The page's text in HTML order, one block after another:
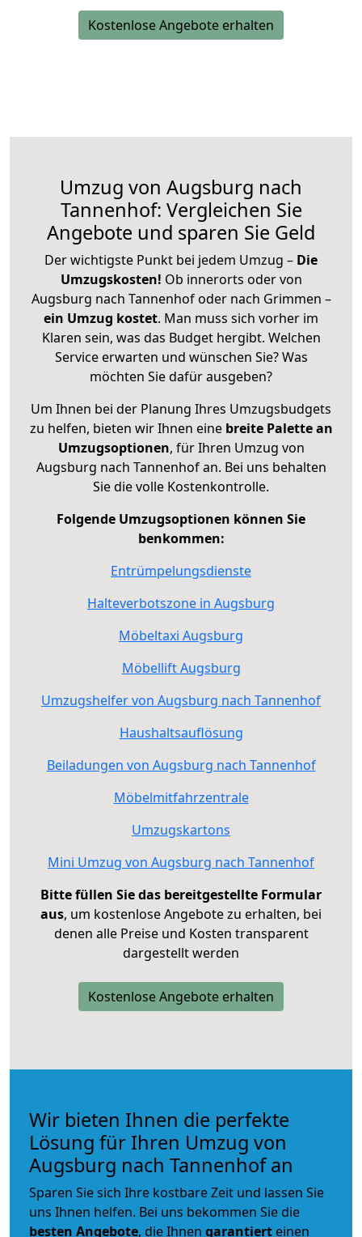
Kostenlose Angebote erhalten
Umzug von Augsburg nach
Tannenhof: Vergleichen Sie
Angebote und sparen Sie Geld
Der wichtigste Punkt bei jedem Umzug – Die
Umzugskosten! Ob innerorts oder von
Augsburg nach Tannenhof oder nach Grimmen –
ein Umzug kostet. Man muss sich vorher im
Klaren sein, was das Budget hergibt. Welchen
Service erwarten und wünschen Sie? Was
möchten Sie dafür ausgeben?
Um Ihnen bei der Planung Ihres Umzugsbudgets
zu helfen, bieten wir Ihnen eine breite Palette an
Umzugsoptionen, für Ihren Umzug von
Augsburg nach Tannenhof an. Bei uns behalten
Sie die volle Kostenkontrolle.
Folgende Umzugsoptionen können Sie
benkommen:
Entrümpelungsdienste
Halteverbotszone in Augsburg
Möbeltaxi Augsburg
Möbellift Augsburg
Umzugshelfer von Augsburg nach Tannenhof
Haushaltsauflösung
Beiladungen von Augsburg nach Tannenhof
Möbelmitfahrzentrale
Umzugskartons
Mini Umzug von Augsburg nach Tannenhof
Bitte füllen Sie das bereitgestellte Formular
aus, um kostenlose Angebote zu erhalten, bei
denen alle Preise und Kosten transparent
dargestellt werden
Kostenlose Angebote erhalten
Wir bieten Ihnen die perfekte
Lösung für Ihren Umzug von
Augsburg nach Tannenhof an
Sparen Sie sich Ihre kostbare Zeit und lassen Sie
uns Ihnen helfen. Bei uns bekommen Sie die
besten Angebote, die Ihnen garantiert einen